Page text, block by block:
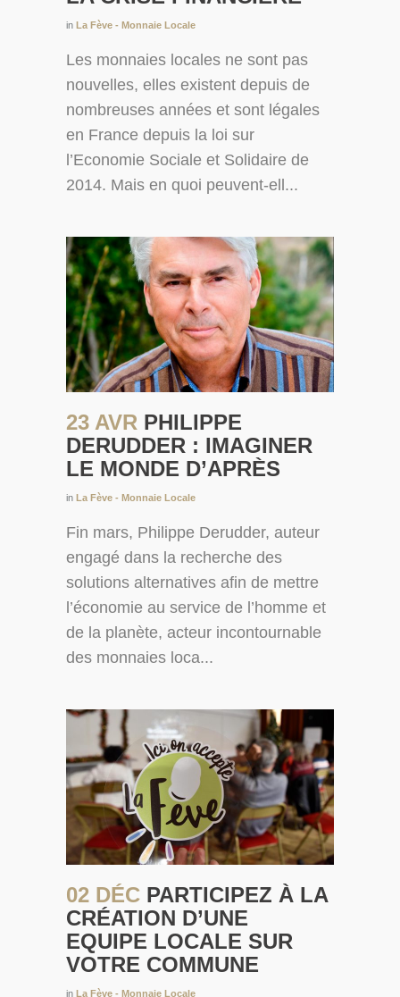
in La Fève - Monnaie Locale
Les monnaies locales ne sont pas
nouvelles, elles existent depuis de
nombreuses années et sont légales
en France depuis la loi sur
l’Economie Sociale et Solidaire de
2014. Mais en quoi peuvent-ell...
23 AVR PHILIPPE
DERUDDER : IMAGINER
LE MONDE D’APRÈS
in La Fève - Monnaie Locale
Fin mars, Philippe Derudder, auteur
engagé dans la recherche des
solutions alternatives afin de mettre
l’économie au service de l’homme et
de la planète, acteur incontournable
des monnaies loca...
02 DÉC PARTICIPEZ À LA
CRÉATION D’UNE
EQUIPE LOCALE SUR
VOTRE COMMUNE
in La Fève - Monnaie Locale